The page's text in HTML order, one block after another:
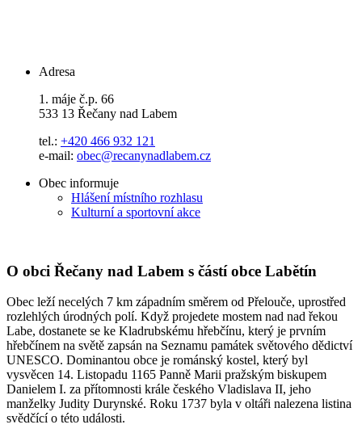
Adresa
1. máje č.p. 66
533 13 Řečany nad Labem
tel.: +420 466 932 121
e-mail: obec@recanynadlabem.cz
Obec informuje
Hlášení místního rozhlasu
Kulturní a sportovní akce
O obci Řečany nad Labem s částí obce Labětín
Obec leží necelých 7 km západním směrem od Přelouče, uprostřed
rozlehlých úrodných polí. Když projedete mostem nad nad řekou
Labe, dostanete se ke Kladrubskému hřebčínu, který je prvním
hřebčínem na světě zapsán na Seznamu památek světového dědictví
UNESCO. Dominantou obce je románský kostel, který byl
vysvěcen 14. Listopadu 1165 Panně Marii pražským biskupem
Danielem I. za přítomnosti krále českého Vladislava II, jeho
manželky Judity Durynské. Roku 1737 byla v oltáři nalezena listina
svědčící o této události.